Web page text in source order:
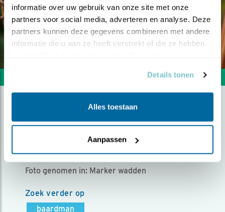
informatie over uw gebruik van onze site met onze
partners voor social media, adverteren en analyse. Deze
partners kunnen deze gegevens combineren met andere
informatie die u aan ze heeft verstrekt of die ze hebben
Details tonen
Alles toestaan
Aanpassen
Vorige foto
BAARDMAN JUVENIEL
Door Andre Kolthek | Geplaatst op maandag 7
september 2020 |
2164 views
Foto genomen in: Marker wadden
Zoek verder op
baardman